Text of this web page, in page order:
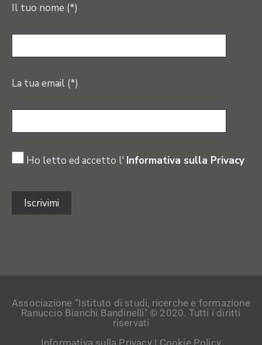
Il tuo nome (*)
La tua email (*)
Ho letto ed accetto l' Informativa sulla Privacy
Associazione “Istituto di studi, ricerche e formazione
Ranuccio Bianchi Bandinelli" © 2020. Tutti i diritti
riservati